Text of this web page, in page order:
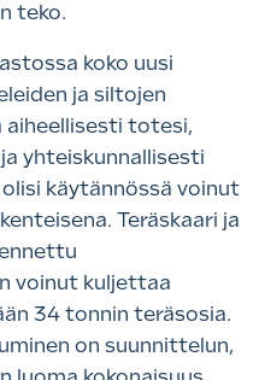
teko.
koko uusi
ja siltojen
aiheellisesti totesi,
yhteiskunnallisesti
käytännössä voinut
Teräskaari ja
voinut kuljettaa
34 tonnin teräsosia.
on suunnittelun,